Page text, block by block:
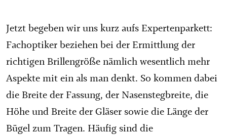
Jetzt begeben wir uns kurz aufs Expertenparkett:
Fachoptiker beziehen bei der Ermittlung der
richtigen Brillengröße nämlich wesentlich mehr
Aspekte mit ein als man denkt. So kommen dabei
die Breite der Fassung, der Nasenstegbreite, die
Höhe und Breite der Gläser sowie die Länge der
Bügel zum Tragen. Häufig sind die